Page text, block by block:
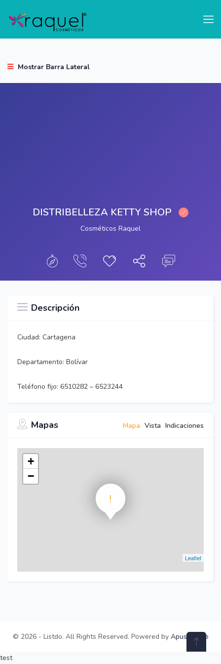
Mostrar Barra Lateral
DISTRIBELLEZA KETTY SHOP
Cosméticos Raquel
Descripción
Ciudad: Cartagena
Departamento: Bolívar
Teléfono fijo: 6510282 – 6523244
Mapas Mapa Vista Indicaciones
!
+
−
Leaflet
© 2026 - Listdo. All Rights Reserved. Powered by ApusTheme
test